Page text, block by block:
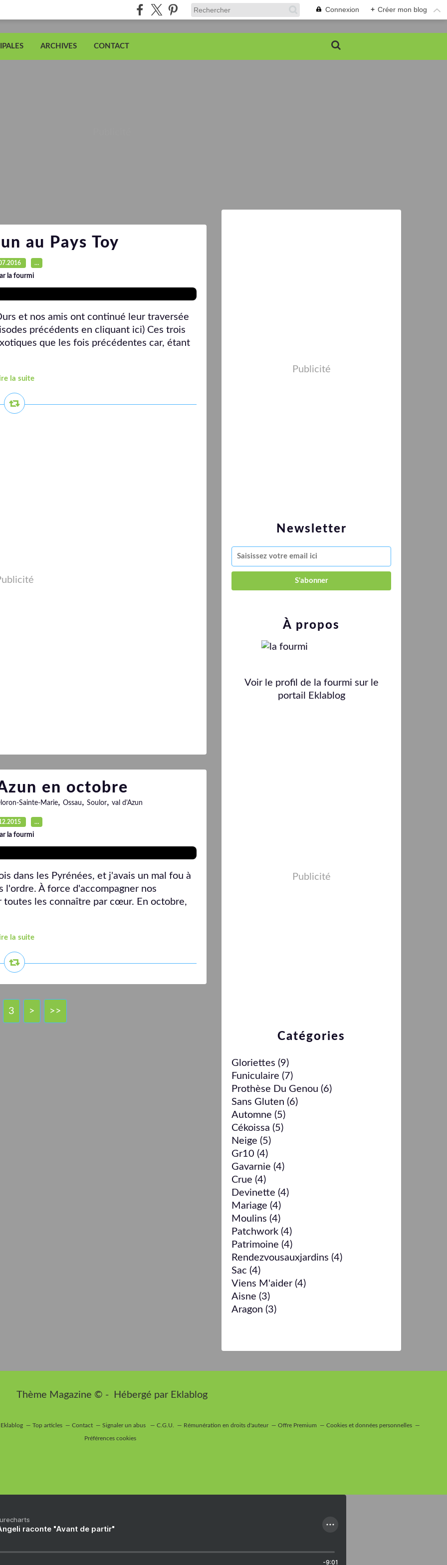
Connexion + Créer mon blog
ARCHIVES CONTACT
au Pays Toy
…
la fourmi
et nos amis ont continué leur traversée
précédents en cliquant ici) Ces trois
que les fois précédentes car, étant
la suite
en octobre
Sainte-Marie, Ossau, Soulor, val d'Azun
…
la fourmi
dans les Pyrénées, et j'avais un mal fou à
l'ordre. À force d'accompagner nos
toutes les connaître par cœur. En octobre,
la suite
3 > >>
Newsletter
Publicité
Catégories
Gloriettes (9)
Funiculaire (7)
Prothèse Du Genou (6)
Sans Gluten (6)
Automne (5)
Cékoissa (5)
Neige (5)
Gr10 (4)
Gavarnie (4)
Crue (4)
Devinette (4)
Mariage (4)
Moulins (4)
Patchwork (4)
Patrimoine (4)
Rendezvousauxjardins (4)
Sac (4)
Viens M'aider (4)
Aisne (3)
Aragon (3)
À propos
Voir le profil de la fourmi sur le
portail Eklablog
Publicité
Thème Magazine © - Hébergé par Eklablog
Top articles Contact Signaler un abus C.G.U. Rémunération en droits d'auteur Offre Premium Cookies et données personnelles
Préférences cookies
raconte "Avant de partir"
-9:01